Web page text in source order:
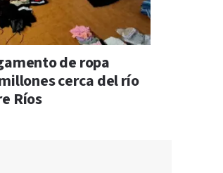
de ropa
cerca del río
Ríos